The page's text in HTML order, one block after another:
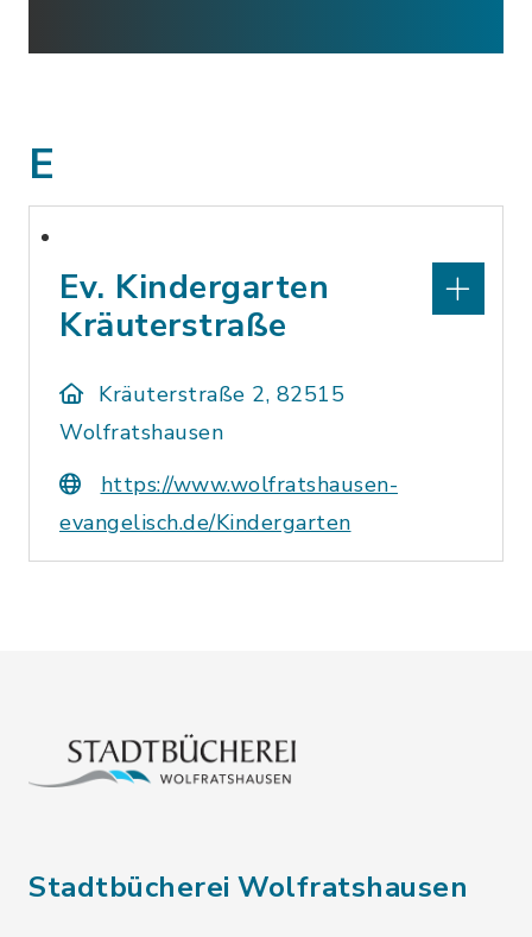
E
Ev. Kindergarten
Kräuterstraße
Kräuterstraße 2, 82515
Wolfratshausen
https://www.wolfratshausen-
evangelisch.de/Kindergarten
Stadtbücherei Wolfratshausen